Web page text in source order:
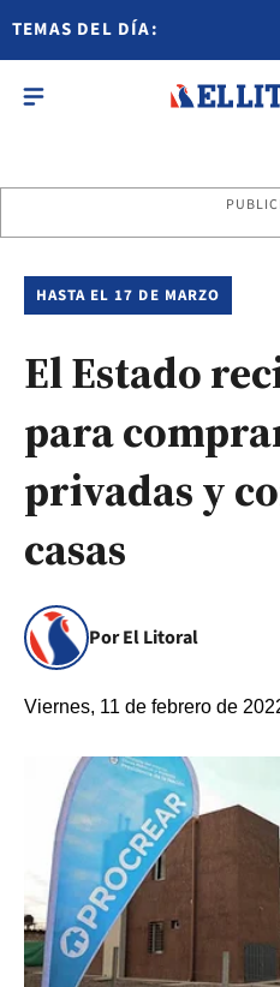
TEMAS DEL DÍA:
HASTA EL 17 DE MARZO
El Estado
para
privadas y
casas
Por El Litoral
Viernes, 11 de febrero de